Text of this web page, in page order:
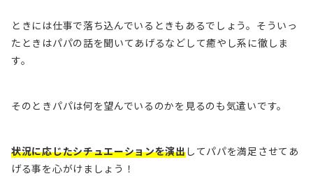
ときには仕事で落ち込んでいるときもあるでしょう。そういっ
たときはパパの話を聞いてあげるなどして癒やし系に徹しま
す。
そのときパパは何を望んでいるのかを見るのも気遣いです。
状況に応じたシチュエーションを演出してパパを満足させてあ
げる事を心がけましょう！